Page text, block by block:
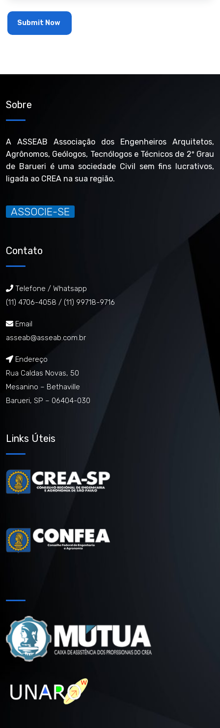
Sobre
A ASSEAB Associação dos Engenheiros Arquitetos,
Agrônomos, Geólogos, Tecnólogos e Técnicos de 2º Grau
de Barueri é uma sociedade Civil sem fins lucrativos,
ligada ao CREA na sua região.
ASSOCIE-SE
Contato
Telefone / Whatsapp
(11) 4706-4058 / (11) 99718-9716
Email
asseab@asseab.com.br
Endereço
Rua Caldas Novas, 50
Mesanino – Bethaville
Barueri, SP – 06404-030
Links Úteis